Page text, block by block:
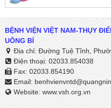
BỆNH VIỆN VIỆT NAM-THỤY
UÔNG BÍ
Địa chỉ: Đường Tuệ Tĩnh,
Điện thoại: 02033.854038
Fax: 02033.854190
Email:
Website: www.vsh.org.vn